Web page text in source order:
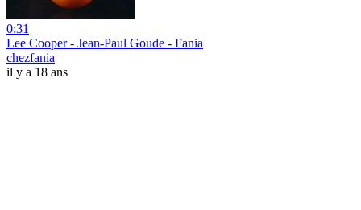
0:31
Lee Cooper - Jean-Paul Goude - Fania
chezfania
il y a 18 ans